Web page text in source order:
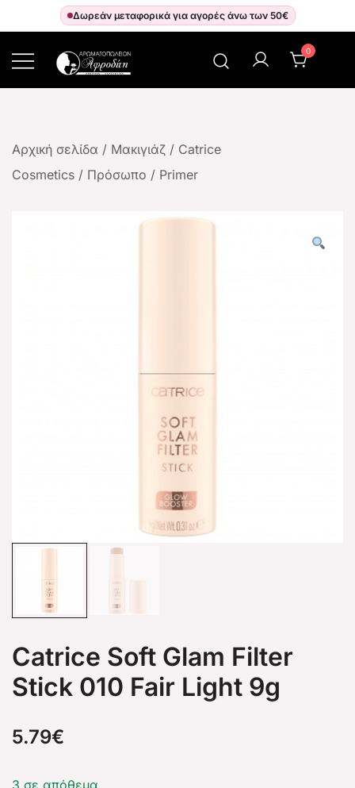
Δωρεάν μεταφορικά για αγορές άνω των 50€
0
Αρχική σελίδα / Μακιγιάζ / Catrice
Cosmetics / Πρόσωπο / Primer
Catrice Soft Glam Filter
Stick 010 Fair Light 9g
5.79€
3 σε απόθεμα